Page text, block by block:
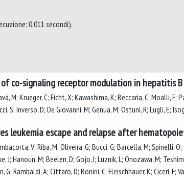
0.011 secondi).
co-signaling receptor modulation in hepatitis B
M; Krueger, C; Ficht, X; Kawashima, K; Beccaria, C; Moalli,
S; Inverso, D; De Giovanni, M; Genua, M; Ostuni, R; Lugli, E;
leukemia escape and relapse after
V; Riba, M; Oliveira, G; Bucci, G; Barcella, M; Spinelli,
J; Hanoun, M; Beelen, D; Gojo, I; Luznik, L; Onozawa, M;
G; Rambaldi, A; Cittaro, D; Bonini, C; Fleischhauer, K; Ciceri, F;